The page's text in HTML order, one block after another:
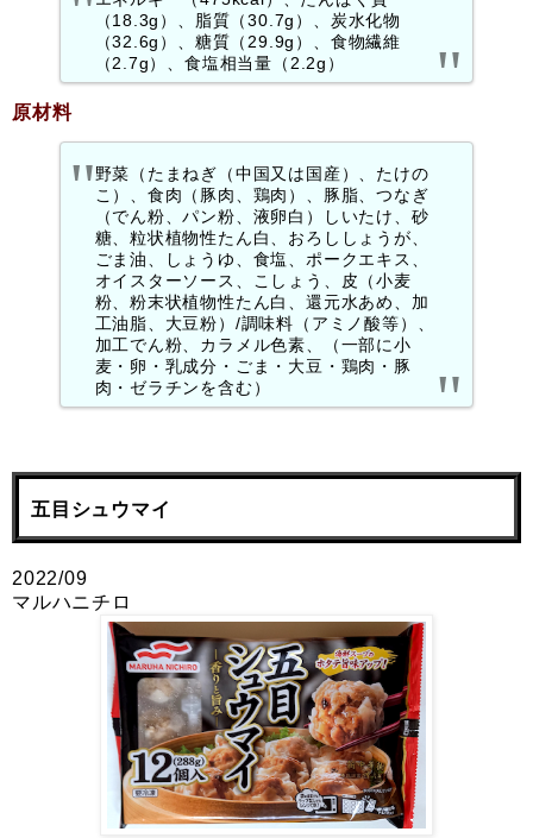
（18.3g）、脂質（30.7g）、炭水化物
（32.6g）、糖質（29.9g）、食物繊維
（2.7g）、食塩相当量（2.2g）
原材料
野菜（たまねぎ（中国又は国産）、たけの
こ）、食肉（豚肉、鶏肉）、豚脂、つなぎ
（でん粉、パン粉、液卵白）しいたけ、砂
糖、粒状植物性たん白、おろししょうが、
ごま油、しょうゆ、食塩、ポークエキス、
オイスターソース、こしょう、皮（小麦
粉、粉末状植物性たん白、還元水あめ、加
工油脂、大豆粉）/調味料（アミノ酸等）、
加工でん粉、カラメル色素、（一部に小
麦・卵・乳成分・ごま・大豆・鶏肉・豚
肉・ゼラチンを含む）
五目シュウマイ
2022/09
マルハニチロ